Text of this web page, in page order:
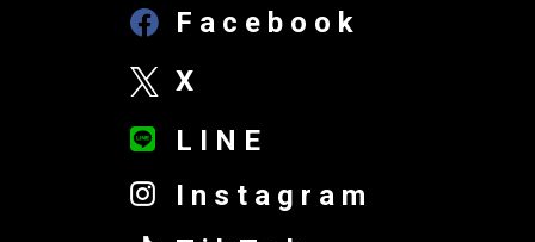
Facebook
X
LINE
Instagram